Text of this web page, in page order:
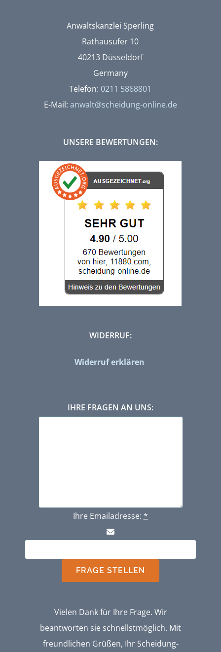
Anwaltskanzlei Sperling
Rathausufer 10
40213 Düsseldorf
Germany
Telefon: 0211 5868801
E-Mail: anwalt@scheidung-online.de
UNSERE BEWERTUNGEN:
WIDERRUF:
Widerruf erklären
IHRE FRAGEN AN UNS:
Ihre Emailadresse: *
FRAGE STELLEN
Vielen Dank für Ihre Frage. Wir
beantworten sie schnellstmöglich. Mit
freundlichen Grüßen, Ihr Scheidung-